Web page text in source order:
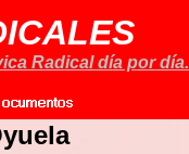
Radical día por día.